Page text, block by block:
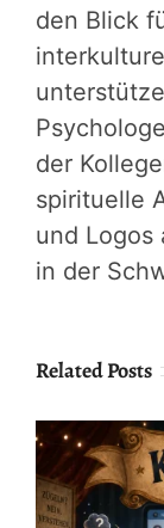
den Blick
der
spirituelle
und Logos
in der
Related Posts